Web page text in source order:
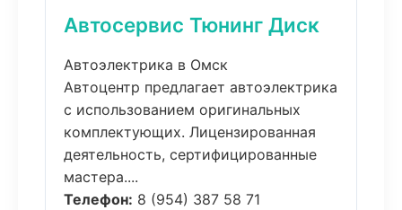
Автосервис Тюнинг Диск
Автоэлектрика в Омск
Автоцентр предлагает автоэлектрика
с использованием оригинальных
комплектующих. Лицензированная
деятельность, сертифицированные
мастера....
Телефон: 8 (954) 387 58 71